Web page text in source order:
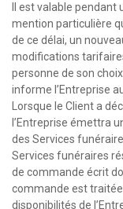
Il est valable
mention particulière
de ce délai, un
modifications
personne de son
informe l’Entreprise
Lorsque le Client a
l’Entreprise émettra
des Services
Services funéraires
de commande écrit
commande est
disponibilités de